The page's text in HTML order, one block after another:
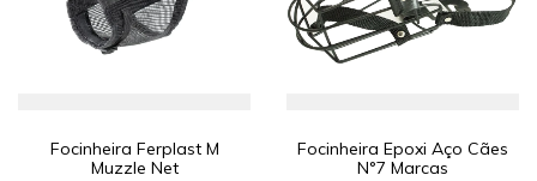
Focinheira Ferplast M
Muzzle Net
Focinheira Epoxi Aço Cães
N°7 Marcas